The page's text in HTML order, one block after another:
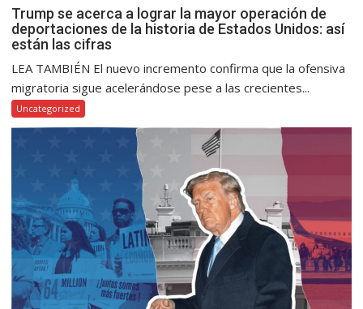
Trump se acerca a lograr la mayor operación de
deportaciones de la historia de Estados Unidos: así
están las cifras
LEA TAMBIÉN El nuevo incremento confirma que la ofensiva
migratoria sigue acelerándose pese a las crecientes...
Uncategorized